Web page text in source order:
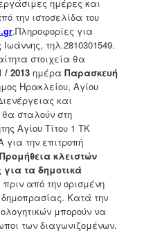
ημέρες και
την ιστοσελίδα του
.gr.Πληροφορίες για
τηλ.2810301549.
στοιχεία θα
/ 2013 ημέρα Παρασκευή
Ηρακλείου, Αγίου
και
θα σταλούν στη
Αγίου Τίτου 1 ΤΚ
την επιτροπή
Προμήθεια κλειστών
τα δημοτικά
από την ορισμένη
δημοπρασίας. Κατά την
μπορούν να
των διαγωνιζομένων.